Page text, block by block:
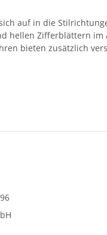
auf in die
hellen Zifferblättern
bieten zusätzlich